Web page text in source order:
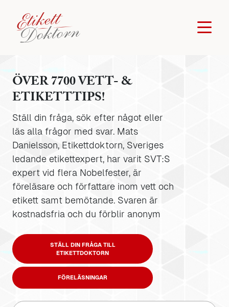
ÖVER 7700 VETT- &
ETIKETTTIPS!
Ställ din fråga, sök efter något eller
läs alla frågor med svar. Mats
Danielsson, Etikettdoktorn, Sveriges
ledande etikettexpert, har varit SVT:S
expert vid flera Nobelfester, är
föreläsare och författare inom vett och
etikett samt bemötande. Svaren är
kostnadsfria och du förblir anonym
STÄLL DIN FRÅGA TILL
ETIKETTDOKTORN
FÖRELÄSNINGAR